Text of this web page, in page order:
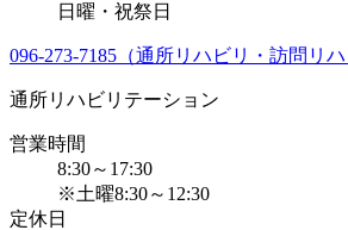
日曜・祝祭日
096-273-7185（通所リハビリ・訪問リハ
通所リハビリテーション
営業時間
8:30～17:30
※土曜8:30～12:30
定休日